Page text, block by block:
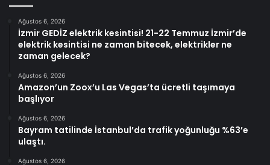
Ağustos 6, 2026
İzmir GEDİZ elektrik kesintisi! 21-22 Temmuz İzmir’de
elektrik kesintisi ne zaman bitecek, elektrikler ne
zaman gelecek?
Ağustos 6, 2026
Amazon’un Zoox’u Las Vegas’ta ücretli taşımaya
başlıyor
Ağustos 6, 2026
Bayram tatilinde İstanbul’da trafik yoğunluğu %63’e
ulaştı.
Ağustos 6, 2026